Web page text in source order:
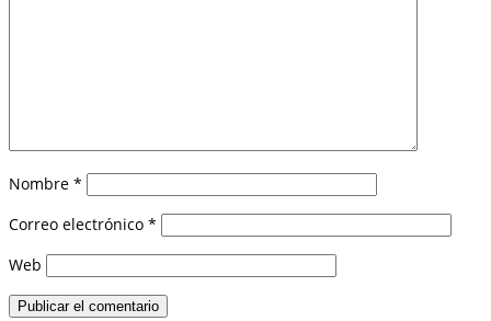
Nombre *
Correo electrónico *
Web